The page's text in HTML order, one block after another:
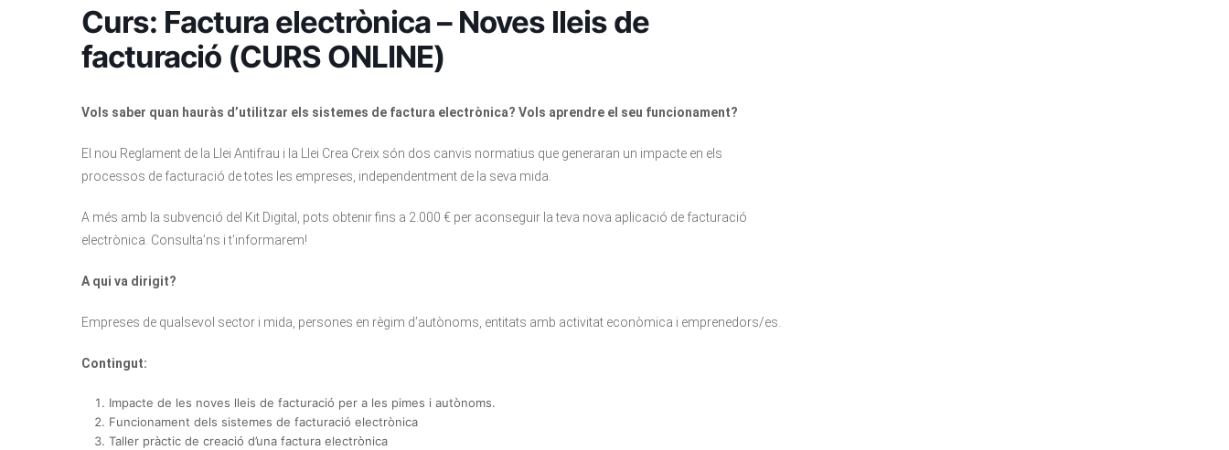
Curs: Factura electrònica – Noves lleis de
facturació (CURS ONLINE)
Vols saber quan hauràs d’utilitzar els sistemes de factura electrònica? Vols aprendre el seu funcionament?
El nou Reglament de la Llei Antifrau i la Llei Crea Creix són dos canvis normatius que generaran un impacte en els
processos de facturació de totes les empreses, independentment de la seva mida.
A més amb la subvenció del Kit Digital, pots obtenir fins a 2.000 € per aconseguir la teva nova aplicació de facturació
electrònica. Consulta’ns i t’informarem!
A qui va dirigit?
Empreses de qualsevol sector i mida, persones en règim d’autònoms, entitats amb activitat econòmica i emprenedors/es.
Contingut:
Impacte de les noves lleis de facturació per a les pimes i autònoms.
Funcionament dels sistemes de facturació electrònica
Taller pràctic de creació d’una factura electrònica